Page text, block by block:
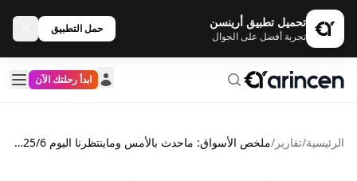
تحميل تطبيق أرينسن
تجربة أفضل على الجوال
حمل التطبيق
ابدأ رحلتك الآن
الرئيسية/تقارير / ملخص الأسواق: ماحدث بالأمس وماينتظرنا اليوم 25/6: تعافي الأسواق العالمية وسط تهدئة التوترات في الشرق الأوسط.. ارتفاع الأسهم وانخفاض النفط واستقرار العملات